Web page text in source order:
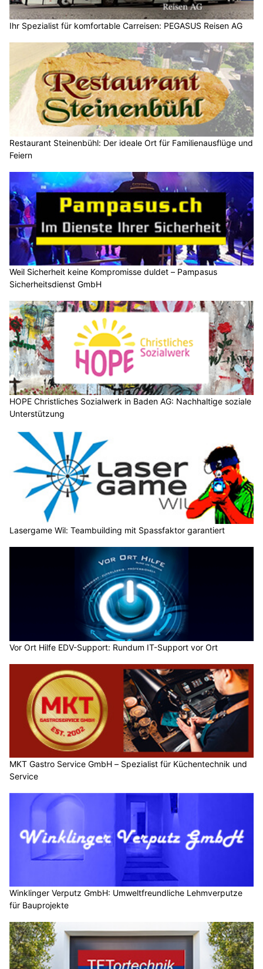
Ihr Spezialist für komfortable Carreisen: PEGASUS Reisen AG
Restaurant Steinenbühl: Der ideale Ort für Familienausflüge und
Feiern
Weil Sicherheit keine Kompromisse duldet – Pampasus
Sicherheitsdienst GmbH
HOPE Christliches Sozialwerk in Baden AG: Nachhaltige soziale
Unterstützung
Lasergame Wil: Teambuilding mit Spassfaktor garantiert
Vor Ort Hilfe EDV-Support: Rundum IT-Support vor Ort
MKT Gastro Service GmbH – Spezialist für Küchentechnik und
Service
Winklinger Verputz GmbH: Umweltfreundliche Lehmverputze
für Bauprojekte